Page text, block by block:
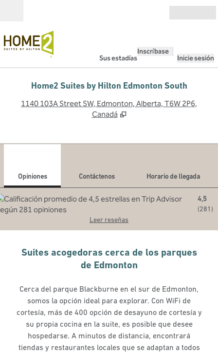
Sus estadías
Inscríbase
Inicie sesión
Home2 Suites by Hilton Edmonton South
1140 103A Street SW, Edmonton, Alberta, T6W 2P6,
Canadá
Opiniones Contáctenos
Horario de llegada
4,5
(281)
Leer reseñas
Suites acogedoras cerca de los parques
de Edmonton
Cerca del parque Blackburne en el sur de Edmonton,
somos la opción ideal para explorar. Con WiFi de
cortesía, más de 400 opción de desayuno de cortesía y
su propia cocina en la suite, es posible que desee
hospedarse. A minutos de distancia, encontrará
tiendas y restaurantes locales que se adaptan a todos